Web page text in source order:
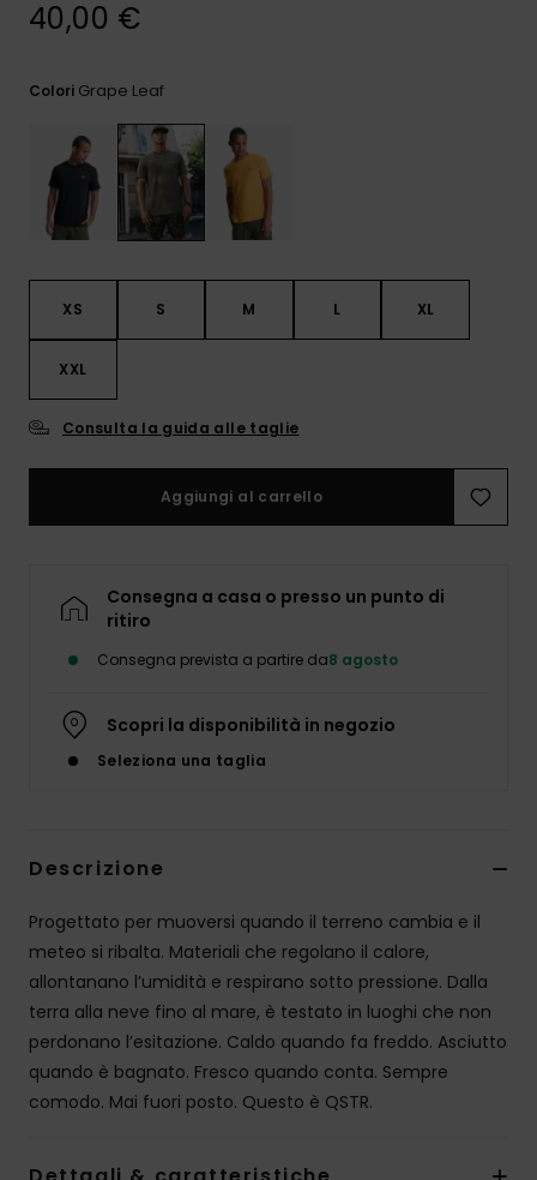
le FAQ
40,00 €
Colori Grape Leaf
XS S M L XL
XXL
Consulta la guida alle taglie
Aggiungi al carrello
Consegna a casa o presso un punto di
ritiro
Consegna prevista a partire da8 agosto
Scopri la disponibilità in negozio
Seleziona una taglia
Descrizione
Progettato per muoversi quando il terreno cambia e il
meteo si ribalta. Materiali che regolano il calore,
allontanano l’umidità e respirano sotto pressione. Dalla
terra alla neve fino al mare, è testato in luoghi che non
perdonano l’esitazione. Caldo quando fa freddo. Asciutto
quando è bagnato. Fresco quando conta. Sempre
comodo. Mai fuori posto. Questo è QSTR.